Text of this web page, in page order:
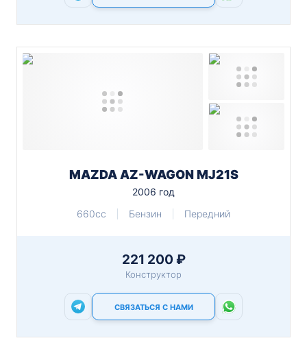
MAZDA AZ-WAGON MJ21S
2006 год
660cc
Бензин Передний
221 200 ₽
Конструктор
СВЯЗАТЬСЯ С НАМИ